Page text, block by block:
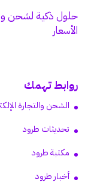
حلول ذكية لشحن
الأسعار
روابط تهمك
الشحن والتجارة
تحديثات طرود
مكتبة طرود
أخبار طرود